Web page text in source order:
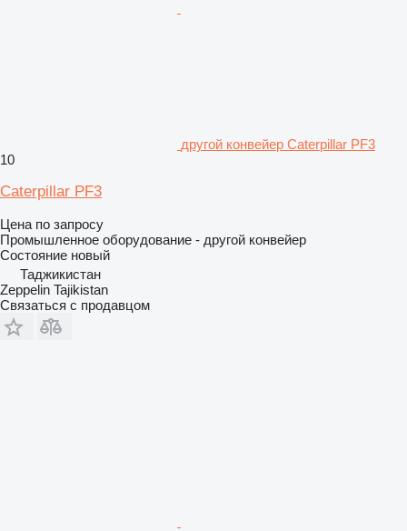
другой конвейер Caterpillar PF3
10
Caterpillar PF3
Цена по запросу
Промышленное оборудование - другой конвейер
Состояние новый
Таджикистан
Zeppelin Tajikistan
Связаться с продавцом